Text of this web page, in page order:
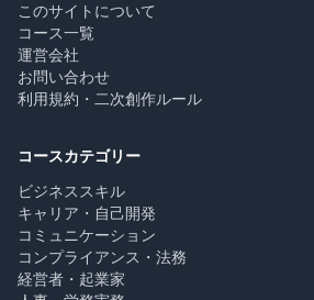
このサイトについて
コース一覧
運営会社
お問い合わせ
利用規約・二次創作ルール
コースカテゴリー
ビジネススキル
キャリア・自己開発
コミュニケーション
コンプライアンス・法務
経営者・起業家